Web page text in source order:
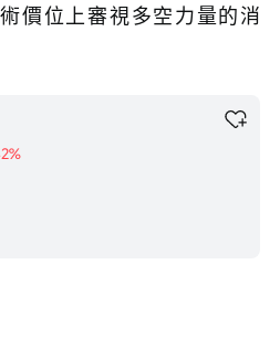
價位上審視多空力量的消